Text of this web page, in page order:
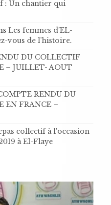
: Un chantier qui
Les femmes d’EL-
vous de l’histoire .
DU COLLECTIF
– JUILLET- AOUT
RENDU DU
EN FRANCE –
collectif à l'occasion
à El-Flaye